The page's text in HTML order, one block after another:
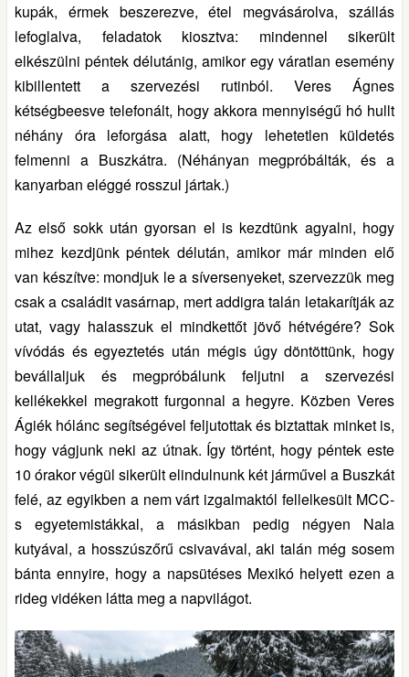
kupák, érmek beszerezve, étel megvásárolva, szállás
lefoglalva, feladatok kiosztva: mindennel sikerült
elkészülni péntek délutánig, amikor egy váratlan esemény
kibillentett a szervezési rutinból. Veres Ágnes
kétségbeesve telefonált, hogy akkora mennyiségű hó hullt
néhány óra leforgása alatt, hogy lehetetlen küldetés
felmenni a Buszkátra. (Néhányan megpróbálták, és a
kanyarban eléggé rosszul jártak.)
Az első sokk után gyorsan el is kezdtünk agyalni, hogy
mihez kezdjünk péntek délután, amikor már minden elő
van készítve: mondjuk le a síversenyeket, szervezzük meg
csak a családit vasárnap, mert addigra talán letakarítják az
utat, vagy halasszuk el mindkettőt jövő hétvégére? Sok
vívódás és egyeztetés után mégis úgy döntöttünk, hogy
bevállaljuk és megpróbálunk feljutni a szervezési
kellékekkel megrakott furgonnal a hegyre. Közben Veres
Ágiék hólánc segítségével feljutottak és biztattak minket is,
hogy vágjunk neki az útnak. Így történt, hogy péntek este
10 órakor végül sikerült elindulnunk két járművel a Buszkát
felé, az egyikben a nem várt izgalmaktól fellelkesült MCC-
s egyetemistákkal, a másikban pedig négyen Nala
kutyával, a hosszúszőrű csivavával, aki talán még sosem
bánta ennyire, hogy a napsütéses Mexikó helyett ezen a
rideg vidéken látta meg a napvilágot.